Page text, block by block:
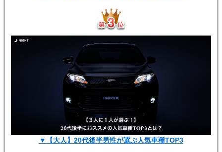
▼【大人】20代後半男性が選ぶ人気車種TOP3